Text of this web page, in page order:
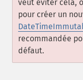
veut éviter cela,
pour créer un
recommandée
défaut.